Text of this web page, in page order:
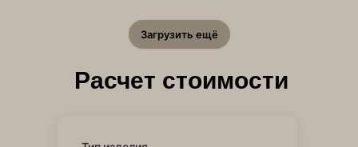
Загрузить ещё
Расчет стоимости